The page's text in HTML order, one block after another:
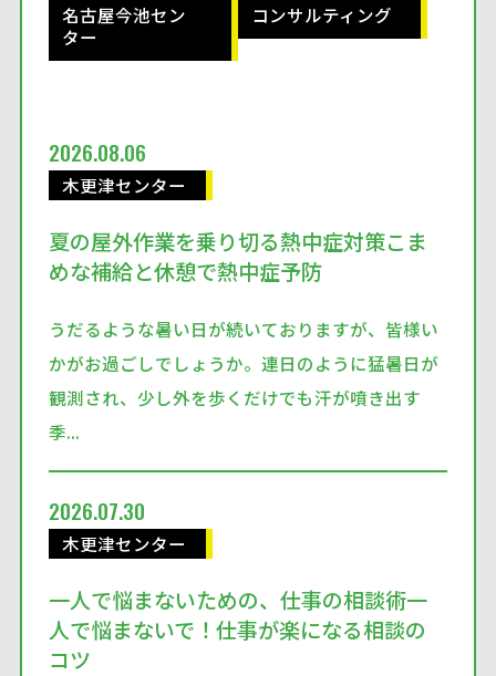
名古屋今池セン
ター
コンサルティング
2026.08.06
木更津センター
夏の屋外作業を乗り切る熱中症対策こま
めな補給と休憩で熱中症予防
うだるような暑い日が続いておりますが、皆様い
かがお過ごしでしょうか。連日のように猛暑日が
観測され、少し外を歩くだけでも汗が噴き出す
季...
2026.07.30
木更津センター
一人で悩まないための、仕事の相談術一
人で悩まないで！仕事が楽になる相談の
コツ